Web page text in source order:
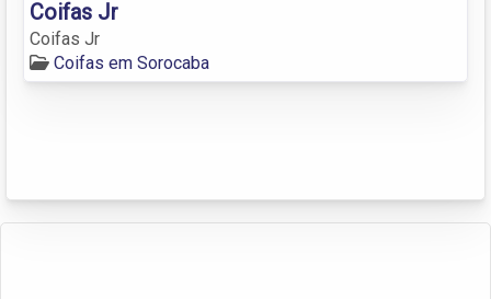
Coifas Jr
Coifas Jr
Coifas em Sorocaba